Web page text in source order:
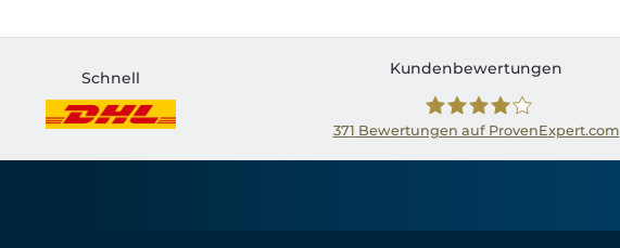
Schnell
Kundenbewertungen
371 Bewertungen auf ProvenExpert.com